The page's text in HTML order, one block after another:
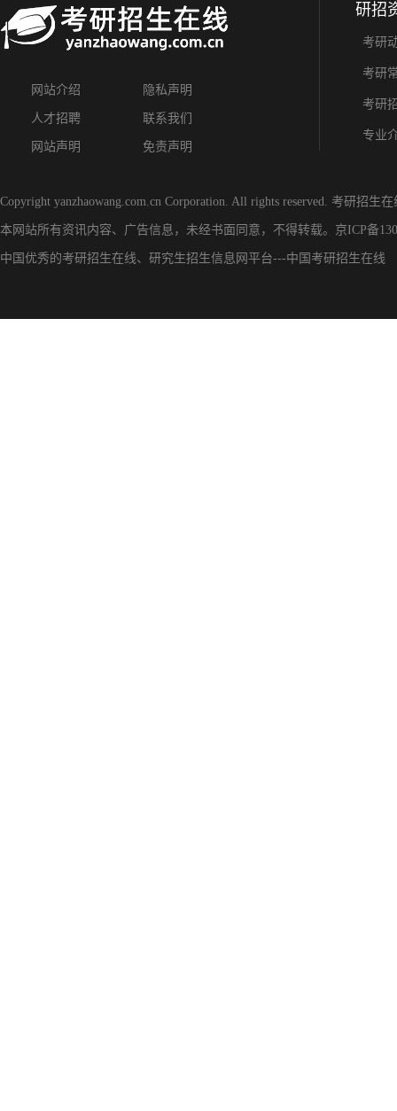
网站介绍 隐私声明
人才招聘 联系我们
网站声明 免责声明
研招
考研
考研
考研
专业
Copyright yanzhaowang.com.cn Corporation. All rights reserved. 考研招生在
本网站所有资讯内容、广告信息，未经书面同意，不得转载。 京ICP备
中国优秀的考研招生在线、 研究生招生信息网 平台---中国考研招生在线